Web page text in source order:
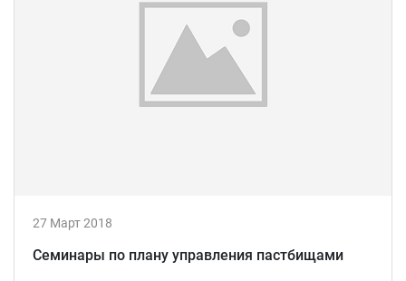
27 Март 2018
Семинары по плану управления пастбищами